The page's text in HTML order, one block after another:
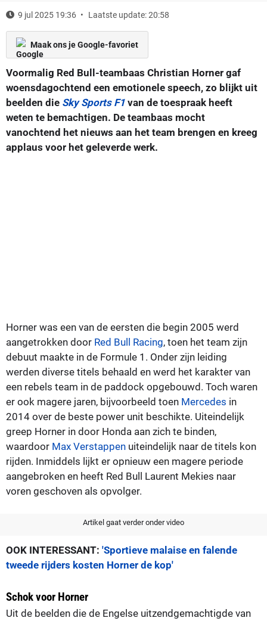
9 jul 2025 19:36 Laatste update: 20:58
Maak ons je Google-favoriet
Voormalig Red Bull-teambaas Christian Horner gaf
woensdagochtend een emotionele speech, zo blijkt uit
beelden die Sky Sports F1 van de toespraak heeft
weten te bemachtigen. De teambaas mocht
vanochtend het nieuws aan het team brengen en kreeg
applaus voor het geleverde werk.
Horner was een van de eersten die begin 2005 werd
aangetrokken door Red Bull Racing, toen het team zijn
debuut maakte in de Formule 1. Onder zijn leiding
werden diverse titels behaald en werd het karakter van
een rebels team in de paddock opgebouwd. Toch waren
er ook magere jaren, bijvoorbeeld toen Mercedes in
2014 over de beste power unit beschikte. Uiteindelijk
greep Horner in door Honda aan zich te binden,
waardoor Max Verstappen uiteindelijk naar de titels kon
rijden. Inmiddels lijkt er opnieuw een magere periode
aangebroken en heeft Red Bull Laurent Mekies naar
voren geschoven als opvolger.
Artikel gaat verder onder video
OOK INTERESSANT: 'Sportieve malaise en falende
tweede rijders kosten Horner de kop'
Schok voor Horner
Uit de beelden die de Engelse uitzendgemachtigde van